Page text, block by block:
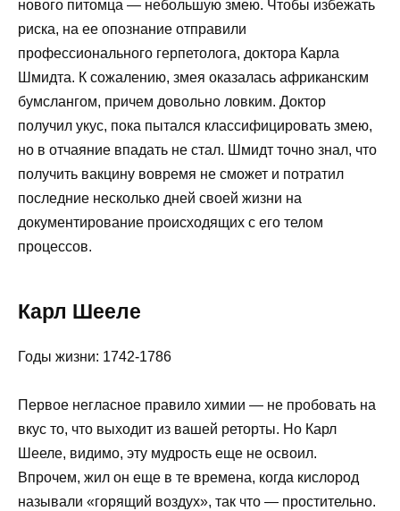
нового питомца — небольшую змею. Чтобы избежать
риска, на ее опознание отправили
профессионального герпетолога, доктора Карла
Шмидта. К сожалению, змея оказалась африканским
бумслангом, причем довольно ловким. Доктор
получил укус, пока пытался классифицировать змею,
но в отчаяние впадать не стал. Шмидт точно знал, что
получить вакцину вовремя не сможет и потратил
последние несколько дней своей жизни на
документирование происходящих с его телом
процессов.
Карл Шееле
Годы жизни: 1742-1786
Первое негласное правило химии — не пробовать на
вкус то, что выходит из вашей реторты. Но Карл
Шееле, видимо, эту мудрость еще не освоил.
Впрочем, жил он еще в те времена, когда кислород
называли «горящий воздух», так что — простительно.